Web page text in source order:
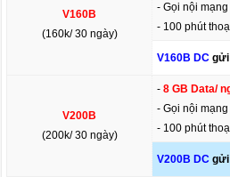
V160B
(160k/ 30 ngày)
- Gọi nội
- 100 phút
V160B DCgửi
V200B
(200k/ 30 ngày)
-8 GB Data/
- Gọi nội
- 100 phút
V200B DCgửi